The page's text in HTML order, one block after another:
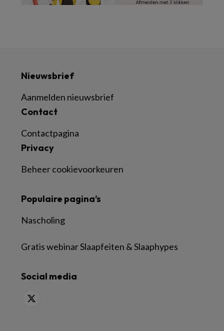
Nieuwsbrief
Aanmelden nieuwsbrief
Contact
Contactpagina
Privacy
Beheer cookievoorkeuren
Populaire pagina’s
Nascholing
Gratis webinar Slaapfeiten & Slaaphypes
Social media